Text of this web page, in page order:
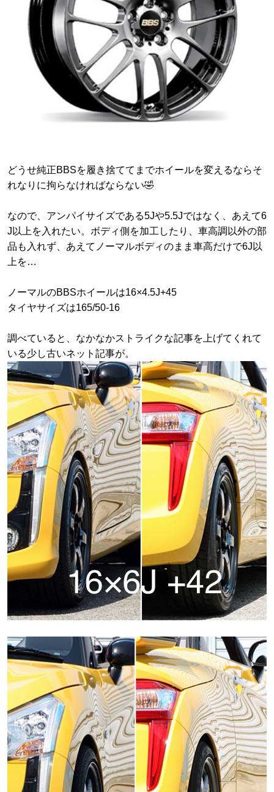
どうせ純正BBSを履き捨ててまでホイールを変えるならそ
れなりに拘らなければならない🤣
なので、アンパイサイズである5Jや5.5Jではなく、あえて6
J以上を入れたい。ボディ側を加工したり、車高調以外の部
品も入れず、あえてノーマルボディのまま車高だけで6J以
上を…
ノーマルのBBSホイールは16×4.5J+45
タイヤサイズは165/50-16
調べていると、なかなかストライクな記事を上げてくれて
いる少し古いネット記事が。